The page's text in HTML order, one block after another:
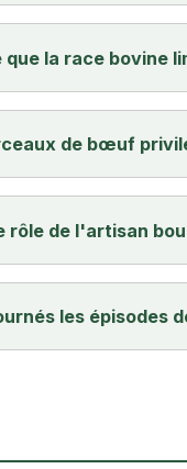
la race bovine
de bœuf
rôle de l'artisan
les épisodes